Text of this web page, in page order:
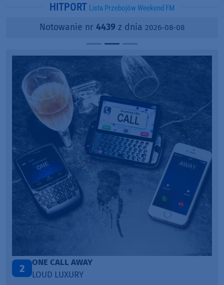
HITPORT Lista Przebojów Weekend FM
Notowanie nr 4439 z dnia 2026-08-08
3
Talk To You
ANOTR ft. 54 Ultra